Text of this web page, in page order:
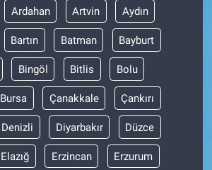
Ardahan Artvin Aydın
Bartın Batman Bayburt
Bingöl Bitlis Bolu
Bursa Çanakkale Çankırı
Denizli Diyarbakır Düzce
Elazığ Erzincan Erzurum